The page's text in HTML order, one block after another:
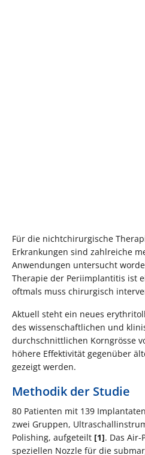
Für die nichtchirurgische
Erkrankungen sind zahlreiche
Anwendungen untersucht
Therapie der Periimplantitis ist
oftmals muss chirurgisch
Aktuell steht ein neues
des wissenschaftlichen und
durchschnittlichen Korngrösse
höhere Effektivität gegenüber
gezeigt werden.
Methodik der Studie
80 Patienten mit 139
zwei Gruppen,
Polishing, aufgeteilt [1]. Das
speziellen Nozzle für die